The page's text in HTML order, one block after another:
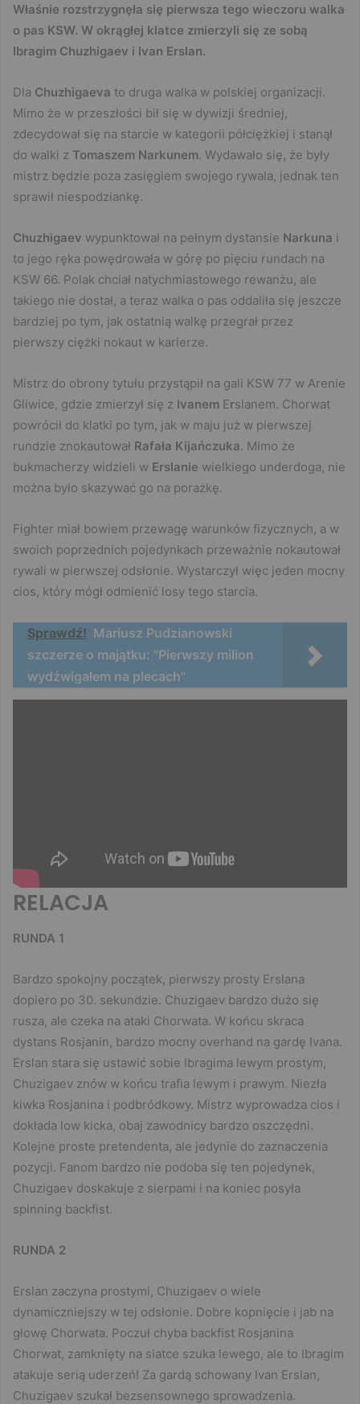
Właśnie rozstrzygnęła się pierwsza tego wieczoru walka
o pas KSW. W okrągłej klatce zmierzyli się ze sobą
Ibragim Chuzhigaev i Ivan Erslan.
Dla Chuzhigaeva to druga walka w polskiej organizacji.
Mimo że w przeszłości bił się w dywizji średniej,
zdecydował się na starcie w kategorii półciężkiej i stanął
do walki z Tomaszem Narkunem. Wydawało się, że były
mistrz będzie poza zasięgiem swojego rywala, jednak ten
sprawił niespodziankę.
Chuzhigaev wypunktował na pełnym dystansie Narkuna i
to jego ręka powędrowała w górę po pięciu rundach na
KSW 66. Polak chciał natychmiastowego rewanżu, ale
takiego nie dostał, a teraz walka o pas oddaliła się jeszcze
bardziej po tym, jak ostatnią walkę przegrał przez
pierwszy ciężki nokaut w karierze.
Mistrz do obrony tytułu przystąpił na gali KSW 77 w Arenie
Gliwice, gdzie zmierzył się z Ivanem Erslanem. Chorwat
powrócił do klatki po tym, jak w maju już w pierwszej
rundzie znokautował Rafała Kijańczuka. Mimo że
bukmacherzy widzieli w Erslanie wielkiego underdoga, nie
można było skazywać go na porażkę.
Fighter miał bowiem przewagę warunków fizycznych, a w
swoich poprzednich pojedynkach przeważnie nokautował
rywali w pierwszej odsłonie. Wystarczył więc jeden mocny
cios, który mógł odmienić losy tego starcia.
Sprawdź! Mariusz Pudzianowski
szczerze o majątku: "Pierwszy milion
wydźwigałem na plecach"
RELACJA
RUNDA 1
Bardzo spokojny początek, pierwszy prosty Erslana
dopiero po 30. sekundzie. Chuzigaev bardzo dużo się
rusza, ale czeka na ataki Chorwata. W końcu skraca
dystans Rosjanin, bardzo mocny overhand na gardę Ivana.
Erslan stara się ustawić sobie Ibragima lewym prostym,
Chuzigaev znów w końcu trafia lewym i prawym. Niezła
kiwka Rosjanina i podbródkowy. Mistrz wyprowadza cios i
dokłada low kicka, obaj zawodnicy bardzo oszczędni.
Kolejne proste pretendenta, ale jedynie do zaznaczenia
pozycji. Fanom bardzo nie podoba się ten pojedynek,
Chuzigaev doskakuje z sierpami i na koniec posyła
spinning backfist.
RUNDA 2
Erslan zaczyna prostymi, Chuzigaev o wiele
dynamiczniejszy w tej odsłonie. Dobre kopnięcie i jab na
głowę Chorwata. Poczuł chyba backfist Rosjanina
Chorwat, zamknięty na siatce szuka lewego, ale to Ibragim
atakuje serią uderzeń! Za gardą schowany Ivan Erslan,
Chuzigaev szukał bezsensownego sprowadzenia.